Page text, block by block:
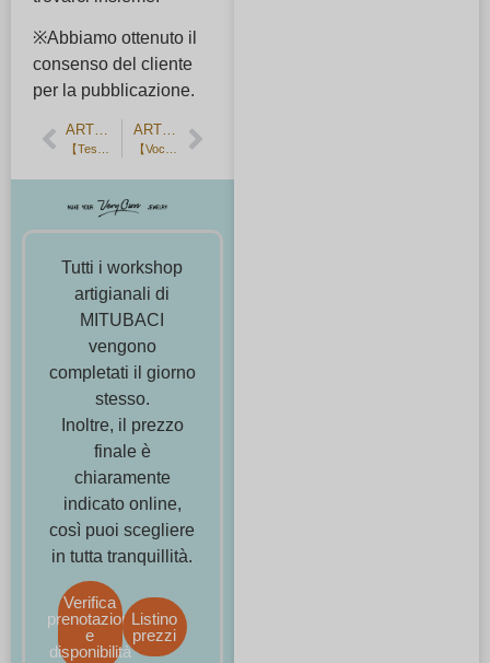
※Abbiamo ottenuto il
consenso del cliente
per la pubblicazione.
ARTICOLO PRECEDENTE
【Testimonianza cliente】Fede nuziale in oro giallo opaco fatta a mano
ARTICOLO SUCCESSIVO
【Voce del cliente】Anello di fidanzamento fatto a mano con fiocco di neve
Tutti i workshop
artigianali di
MITUBACI
vengono
completati il giorno
stesso.
Inoltre, il prezzo
finale è
chiaramente
indicato online,
così puoi scegliere
in tutta tranquillità.
Verifica
prenotazioni
e
disponibilità
Listino
prezzi